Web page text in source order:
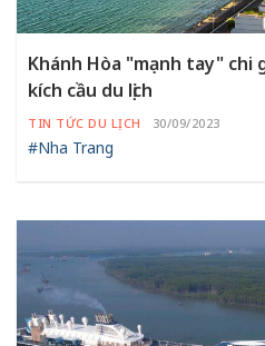
Khánh Hòa "mạnh tay" chi
kích cầu du lịch
TIN TỨC DU LỊCH 30/09/2023
#Nha Trang